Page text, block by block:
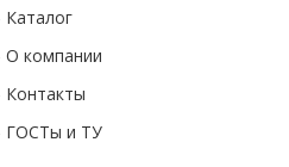
Каталог
О компании
Контакты
ГОСТы и ТУ